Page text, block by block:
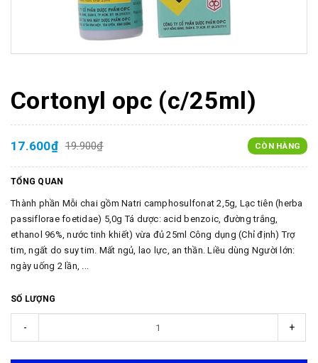
Cortonyl opc (c/25ml)
17.600₫ 19.900₫ CÒN HÀNG
TỔNG QUAN
Thành phần Mỗi chai gồm Natri camphosulfonat 2,5g, Lạc tiên (herba
passiflorae foetidae) 5,0g Tá dược: acid benzoic, đường trắng,
ethanol 96%, nước tinh khiết) vừa đủ 25ml Công dụng (Chỉ định) Trợ
tim, ngất do suy tim. Mất ngủ, lao lực, an thần. Liều dùng Người lớn:
ngày uống 2 lần, ...
SỐ LƯỢNG
- +